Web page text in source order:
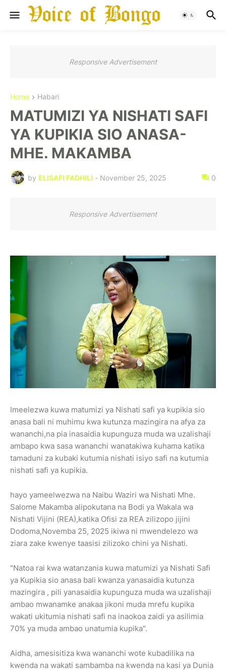
Responsive Advertisement
Home Habari
MATUMIZI YA NISHATI SAFI
YA KUPIKIA SIO ANASA-
MHE. MAKAMBA
by ELISAFI FADHILI - November 25, 2025 0
Responsive Advertisement
Imeelezwa kuwa matumizi ya Nishati safi ya kupikia sio
anasa bali ni muhimu kwa kutunza mazingira na afya za
wananchi,na pia inasaidia kupunguza muda wa uzalishaji
ambapo kwa sasa wananchi wanatakiwa kuhama katika
tamaduni za kubaki kutumia nishati isiyo safi na kutumia
nishati safi ya kupikia.
hayo yameelwezwa na Naibu Waziri wa Nishati Mhe.
Salome Makamba alipokutana na Bodi ya Wakala wa
Nishati Vijini (REA),katika Ofisi za REA zilizopo jijini
Dodoma,Novemba 25, 2025 ikiwa ni mwendelezo wa
ziara zake kwenye taasisi zilizoko chini ya Nishati.
"Natoa rai kwa watanzania kuwa matumizi ya Nishati Safi
ya Kupikia sio anasa bali kwanza yanasaidia kutunza
mazingira , pili yanasaidia kupunguza muda wa uzalishaji
ambao mwanamke anakaa jikoni muda mrefu kupika
wakati ukitumia nishati safi na inaokoa zaidi ya asilimia
70% ya muda ambao unatumia kupika".
Aidha, amesisitiza kwa wananchi wote kubadilika na
kwenda na wakati sambamba na kwenda na kasi ya Dunia